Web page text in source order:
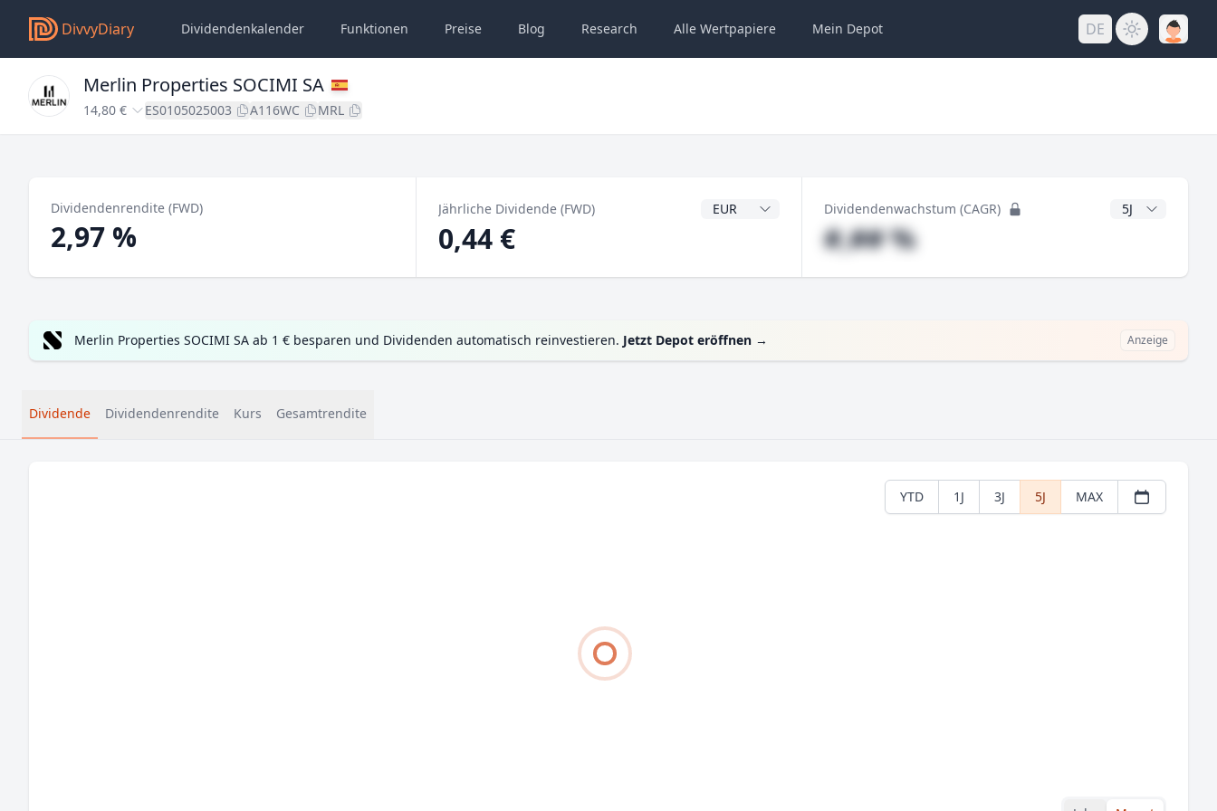
DivvyDiary Dividendenkalender Funktionen Preise Blog Research Alle Wertpapiere Mein Depot DE
Merlin Properties SOCIMI SA
14,80 € ES0105025003 A116WC MRL
Dividendenrendite (FWD)
2,97 %
Jährliche Dividende (FWD) Dividendenwährung
0,44 €
Dividendenwachstum (CAGR) CAGR Jahre
#,## %
Merlin Properties SOCIMI SA ab 1 € besparen und Dividenden automatisch reinvestieren. Jetzt Depot eröffnen → Anzeige
Dividende Dividendenrendite Kurs Gesamtrendite
YTD 1J 3J 5J MAX